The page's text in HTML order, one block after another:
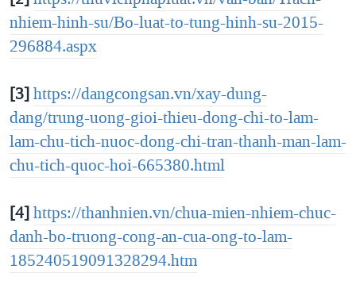
nhiem-hinh-su/Bo-luat-to-tung-hinh-su-2015-
296884.aspx
[3]https://dangcongsan.vn/xay-dung-
dang/trung-uong-gioi-thieu-dong-chi-to-lam-
lam-chu-tich-nuoc-dong-chi-tran-thanh-man-lam-
chu-tich-quoc-hoi-665380.html
[4]https://thanhnien.vn/chua-mien-nhiem-chuc-
danh-bo-truong-cong-an-cua-ong-to-lam-
185240519091328294.htm